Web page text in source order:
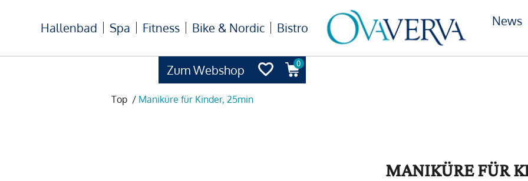
Zum Webshop 0
Hallenbad Spa Fitness Bike & Nordic Bistro News
Top / Maniküre für Kinder, 25min
MANIKÜRE FÜR